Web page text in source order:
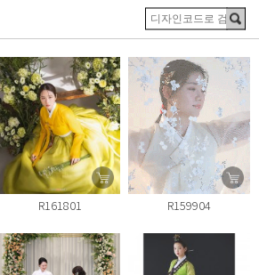
R161801 R159904